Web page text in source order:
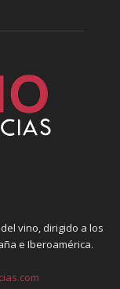
vino, dirigido a los
e Iberoamérica.